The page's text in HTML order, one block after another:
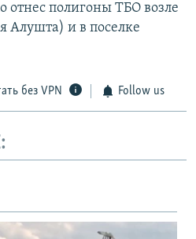
отнес полигоны ТБО возле
Алушта) и в поселке
без VPN Follow us